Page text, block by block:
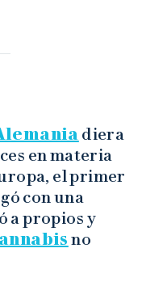
diera
en materia
el primer
con una
a propios y
no